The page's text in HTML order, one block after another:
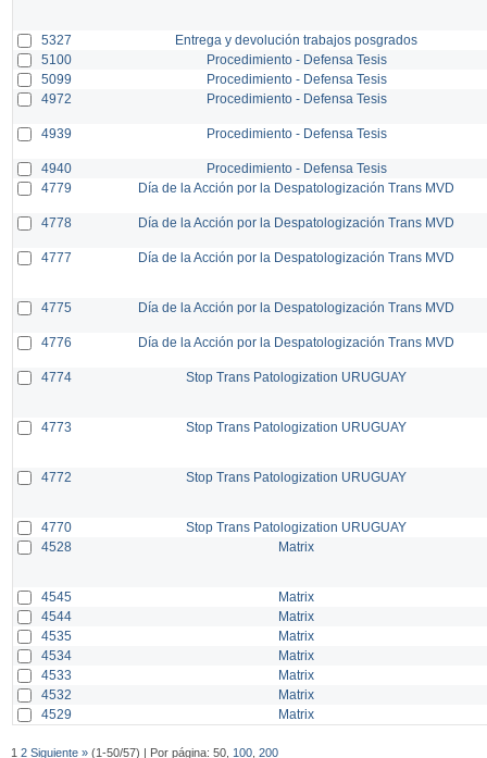
5327
Entrega y devolución trabajos posgrados
5100
Procedimiento - Defensa Tesis
5099
Procedimiento - Defensa Tesis
4972
Procedimiento - Defensa Tesis
4939 Procedimiento - Defensa Tesis
4940
Procedimiento - Defensa Tesis
4779
Día de la Acción por la Despatologización Trans MVD
4778 Día de la Acción por la Despatologización Trans MVD
4777 Día de la Acción por la Despatologización Trans MVD
4775 Día de la Acción por la Despatologización Trans MVD
4776 Día de la Acción por la Despatologización Trans MVD
4774 Stop Trans Patologization URUGUAY
4773 Stop Trans Patologization URUGUAY
4772 Stop Trans Patologization URUGUAY
4770
Stop Trans Patologization URUGUAY
4528
Matrix
4545
Matrix
4544
Matrix
4535
Matrix
4534
Matrix
4533
Matrix
4532
Matrix
4529
Matrix
1 2 Siguiente » (1-50/57) | Por página: 50, 100 200